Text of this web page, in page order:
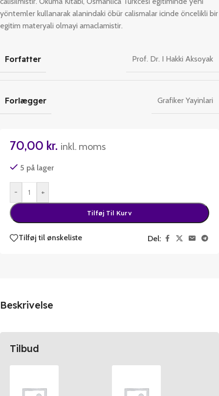
yöntemler kullanarak alanindaki öbür calismalar icinde öncelikli bir
egitim materyali olmayi amaclamistir.
Forfatter Prof. Dr. I Hakki Aksoyak
Forlægger Grafiker Yayinlari
70,00 kr. inkl. moms
5 på lager
- +
Tilføj Til Kurv
Tilføj til ønskeliste Del:
Beskrivelse
Tilbud